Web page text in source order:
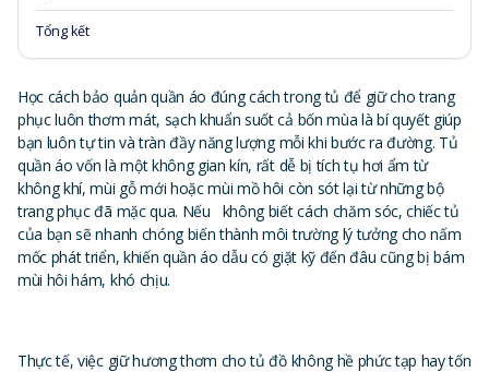
Tổng kết
Học cách bảo quản quần áo đúng cách trong tủ để giữ cho trang
phục luôn thơm mát, sạch khuẩn suốt cả bốn mùa là bí quyết giúp
bạn luôn tự tin và tràn đầy năng lượng mỗi khi bước ra đường. Tủ
quần áo vốn là một không gian kín, rất dễ bị tích tụ hơi ẩm từ
không khí, mùi gỗ mới hoặc mùi mồ hôi còn sót lại từ những bộ
trang phục đã mặc qua. Nếu không biết cách chăm sóc, chiếc tủ
của bạn sẽ nhanh chóng biến thành môi trường lý tưởng cho nấm
mốc phát triển, khiến quần áo dẫu có giặt kỹ đến đâu cũng bị bám
mùi hôi hám, khó chịu.
Thực tế, việc giữ hương thơm cho tủ đồ không hề phức tạp hay tốn